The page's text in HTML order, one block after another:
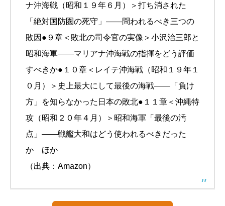
ナ沖海戦（昭和１９年６月）＞打ち消された
「絶対国防圏の死守」――問われるべき三つの
敗因●９章＜敗北の司令官の実像＞小沢治三郎と
昭和海軍――マリアナ沖海戦の指揮をどう評価
すべきか●１０章＜レイテ沖海戦（昭和１９年１
０月）＞史上最大にして最後の海戦――「負け
方」を知らなかった日本の敗北●１１章＜沖縄特
攻（昭和２０年４月）＞昭和海軍「最後の汚
点」――戦艦大和はどう使われるべきだった
か ほか
（出典：Amazon）